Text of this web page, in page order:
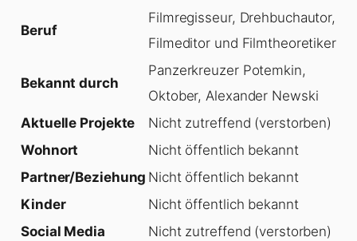
Beruf
Filmregisseur, Drehbuchautor,
Filmeditor und Filmtheoretiker
Bekannt durch
Panzerkreuzer Potemkin,
Oktober, Alexander Newski
Aktuelle Projekte
Nicht zutreffend (verstorben)
Wohnort
Nicht öffentlich bekannt
Partner/Beziehung Nicht öffentlich bekannt
Kinder
Nicht öffentlich bekannt
Social Media
Nicht zutreffend (verstorben)